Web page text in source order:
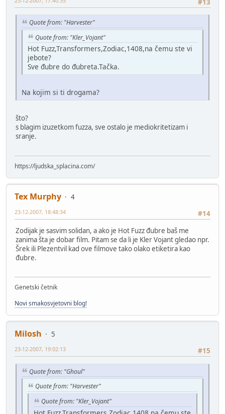
#13
Quote from: "Harvester"
Quote from: "Kler_Vojant"
Hot Fuzz,Transformers,Zodiac,1408,na čemu ste vi
jebote?
Sve đubre do đubreta.Tačka.
Na kojim si ti drogama?
što?
s blagim izuzetkom fuzza, sve ostalo je mediokritetizam i
sranje.
https://ljudska_splacina.com/
Tex Murphy
4
#14
23-12-2007, 18:48:34
Zodijak je sasvim solidan, a ako je Hot Fuzz đubre baš me
zanima šta je dobar film. Pitam se da li je Kler Vojant gledao npr.
Šrek ili Plezentvil kad ove filmove tako olako etiketira kao
đubre.
Genetski četnik
Novi smakosvjetovni blog!
Milosh
5
#15
23-12-2007, 19:02:13
Quote from: "Ghoul"
Quote from: "Harvester"
Quote from: "Kler_Vojant"